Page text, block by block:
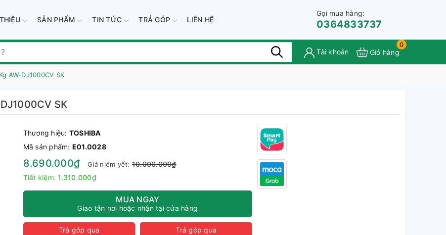
SẢN PHẨM TIN TỨC TRẢ GÓP LIÊN HỆ
Gọi mua hàng:
0364833737
Tài khoản
0
Giỏ hàng
AW-DJ1000CV SK
SK
Thương hiệu: TOSHIBA
Mã sản phẩm: E01.0028
8.690.000₫ Giá niêm yết: 10.000.000₫
Tiết kiệm:1.310.000₫
MUA NGAY
Giao tận nơi hoặc nhận tại cửa hàng
Trả góp qua
Trả góp qua